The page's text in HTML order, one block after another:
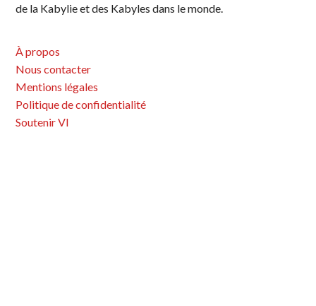
de la Kabylie et des Kabyles dans le monde.
À propos
Nous contacter
Mentions légales
Politique de confidentialité
Soutenir VI